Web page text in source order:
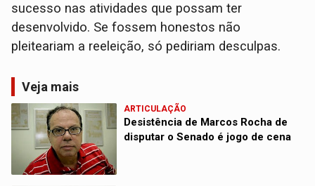
sucesso nas atividades que possam ter
desenvolvido. Se fossem honestos não
pleiteariam a reeleição, só pediriam desculpas.
Veja mais
ARTICULAÇÃO
Desistência de Marcos Rocha de
disputar o Senado é jogo de cena